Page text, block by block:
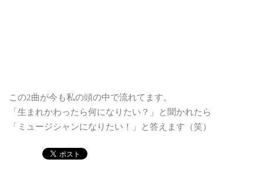
この2曲が今も私の頭の中で流れてます。
「生まれかわったら何になりたい？」と聞かれたら
「ミュージシャンになりたい！」と答えます（笑）